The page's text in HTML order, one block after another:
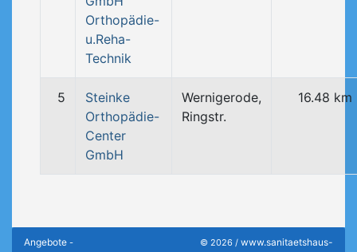
Orthopädie-
u.Reha-
Technik
5
Steinke
Orthopädie-
Center
GmbH
Wernigerode,
Ringstr.
16.48 km
Angebote - © 2026 / www.sanitaetshaus-